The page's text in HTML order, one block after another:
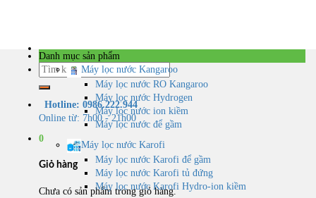
Tìm
Hotline: 0986.222.944
Online từ: 7h00 - 21h00
0
Giỏ hàng
Chưa có sản phẩm trong giỏ hàng.
Danh mục sản phẩm
Máy lọc nước Kangaroo
Máy lọc nước RO Kangaroo
Máy lọc nước Hydrogen
Máy lọc nước ion kiềm
Máy lọc nước để gầm
Máy lọc nước Karofi
Máy lọc nước Karofi để gầm
Máy lọc nước Karofi tủ đứng
Máy lọc nước Karofi Hydro-ion kiềm